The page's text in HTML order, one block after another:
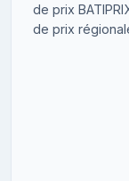
de prix
de prix